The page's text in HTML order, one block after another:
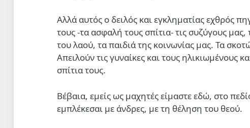
Αλλά αυτός ο δειλός και εγκληματίας εχθρός
τους -τα ασφαλή τους σπίτια- τις συζύγους μας,
του λαού, τα παιδιά της κοινωνίας μας. Τα
Απειλούν τις γυναίκες και τους ηλικιωμένους
σπίτια τους.
Βέβαια, εμείς ως μαχητές είμαστε εδώ, στο
εμπλέκεσαι με άνδρες, με τη θέληση του θεού.